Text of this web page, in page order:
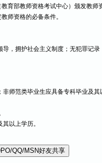
育部教师资格考试中心）颁发教师
师资格的必备条件。
，拥护社会主义制度；无犯罪记录
师范类毕业生应具备专科毕业及其
以上学历。